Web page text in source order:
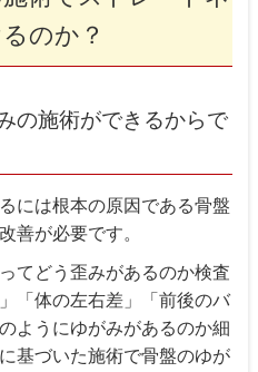
のか？
の施術ができるからで
には根本の原因である骨盤
善が必要です。
てどう歪みがあるのか検査
「体の左右差」「前後のバ
ようにゆがみがあるのか細
基づいた施術で骨盤のゆが